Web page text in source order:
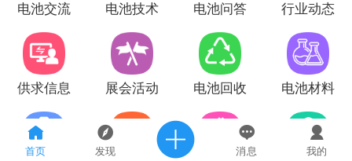
首页 发现 消息 我的
电池交流 电池技术 电池问答 行业动态
供求信息 展会活动 电池回收 电池材料